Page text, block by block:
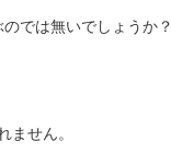
では無いでしょうか？
せん。